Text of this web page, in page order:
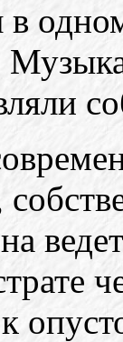
в
к